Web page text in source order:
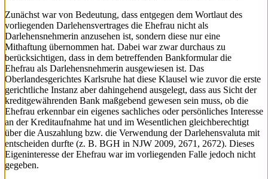
Zunächst war von Bedeutung, dass entgegen dem Wortlaut des
vorliegenden Darlehensvertrages die Ehefrau nicht als
Darlehensnehmerin anzusehen ist, sondern diese nur eine
Mithaftung übernommen hat. Dabei war zwar durchaus zu
berücksichtigen, dass in dem betreffenden Bankformular die
Ehefrau als Darlehensnehmerin ausgewiesen ist. Das
Oberlandesgerichtes Karlsruhe hat diese Klausel wie zuvor die erste
gerichtliche Instanz aber dahingehend ausgelegt, dass aus Sicht der
kreditgewährenden Bank maßgebend gewesen sein muss, ob die
Ehefrau erkennbar ein eigenes sachliches oder persönliches Interesse
an der Kreditaufnahme hat und im Wesentlichen gleichberechtigt
über die Auszahlung bzw. die Verwendung der Darlehensvaluta mit
entscheiden durfte (z. B. BGH in NJW 2009, 2671, 2672). Dieses
Eigeninteresse der Ehefrau war im vorliegenden Falle jedoch nicht
gegeben.